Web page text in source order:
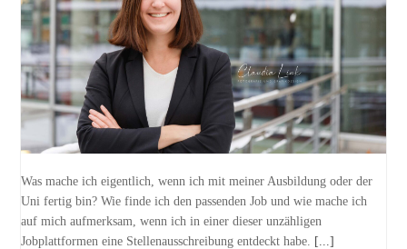
Was mache ich eigentlich, wenn ich mit meiner Ausbildung oder der
Uni fertig bin? Wie finde ich den passenden Job und wie mache ich
auf mich aufmerksam, wenn ich in einer dieser unzähligen
Jobplattformen eine Stellenausschreibung entdeckt habe.
[...]